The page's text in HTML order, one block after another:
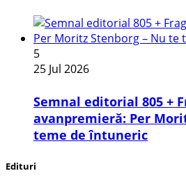
5
25 Jul 2026
Semnal editorial 805 +
avanpremieră: Per
teme de întuneric
Edituri